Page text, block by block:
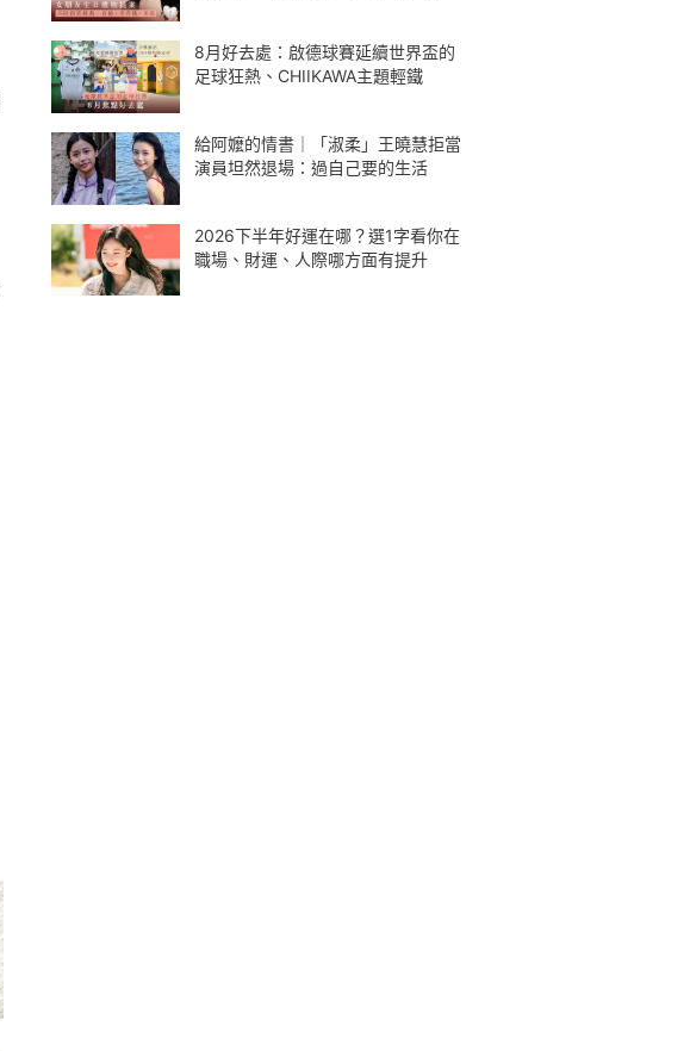
8月好去處：啟德球賽延續世界盃的
足球狂熱、CHIIKAWA主題輕鐵
給阿嬤的情書｜「淑柔」王曉慧拒當
演員坦然退場：過自己要的生活
2026下半年好運在哪？選1字看你在
職場、財運、人際哪方面有提升